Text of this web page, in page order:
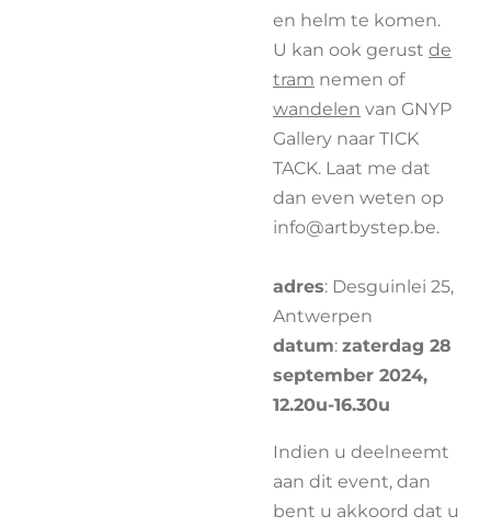
en helm te komen.
U kan ook gerust de
tram nemen of
wandelen van GNYP
Gallery naar TICK
TACK. Laat me dat
dan even weten op
info@artbystep.be.
adres: Desguinlei 25,
Antwerpen
datum: zaterdag 28
september 2024,
12.20u-16.30u
Indien u deelneemt
aan dit event, dan
bent u akkoord dat u